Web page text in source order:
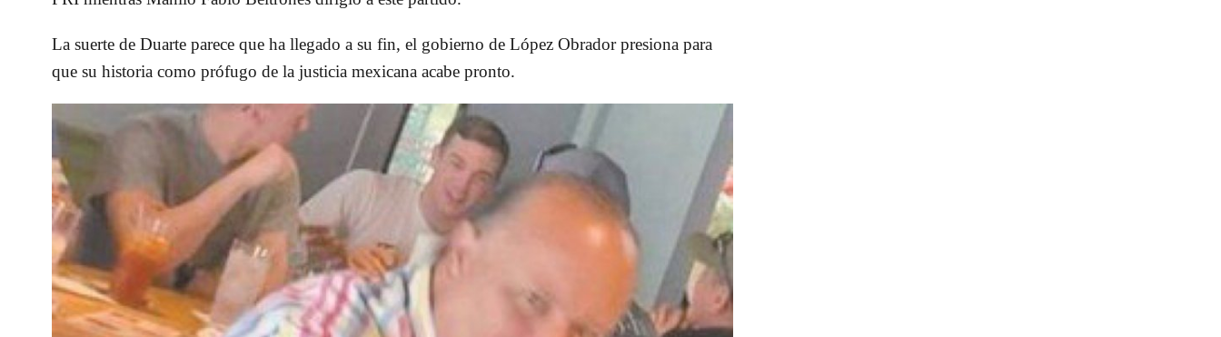
La suerte de Duarte parece que ha llegado a su fin, el gobierno de López Obrador presiona para
que su historia como prófugo de la justicia mexicana acabe pronto.